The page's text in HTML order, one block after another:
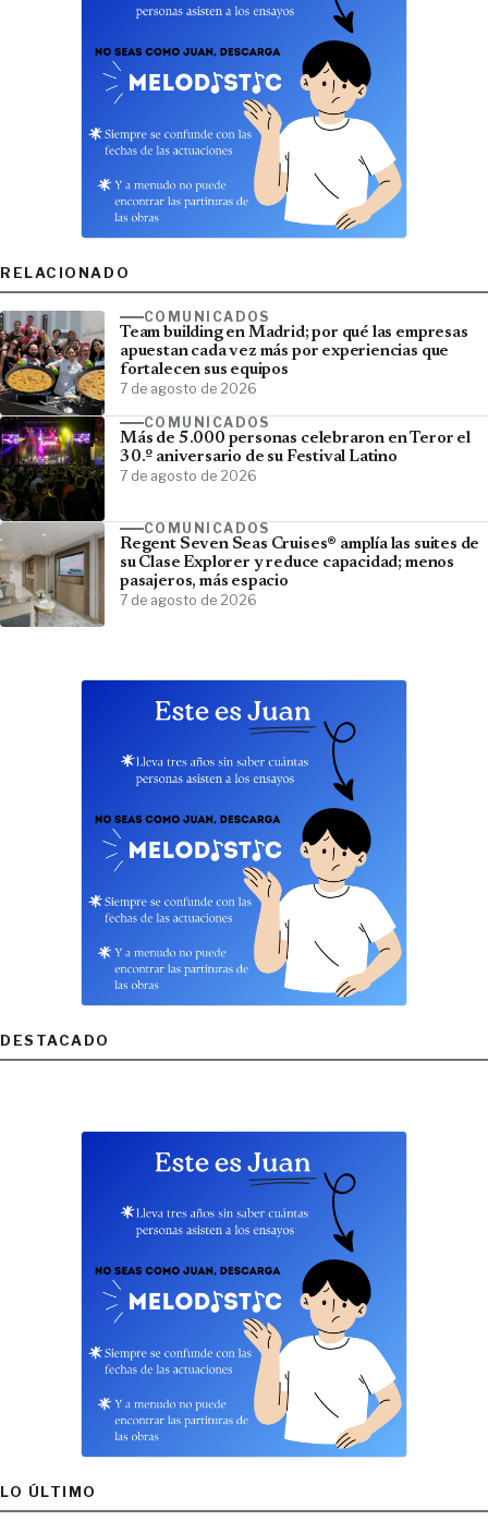
RELACIONADO
COMUNICADOS
Team building en Madrid; por qué las empresas
apuestan cada vez más por experiencias que
fortalecen sus equipos
7 de agosto de 2026
COMUNICADOS
Más de 5.000 personas celebraron en Teror el
30.º aniversario de su Festival Latino
7 de agosto de 2026
COMUNICADOS
Regent Seven Seas Cruises® amplía las suites de
su Clase Explorer y reduce capacidad; menos
pasajeros, más espacio
7 de agosto de 2026
DESTACADO
LO ÚLTIMO